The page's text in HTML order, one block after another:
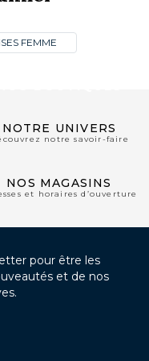
FEMME
NOTRE UNIVERS
notre savoir-faire
NOS MAGASINS
et horaires d’ouverture
pour être les
et de nos